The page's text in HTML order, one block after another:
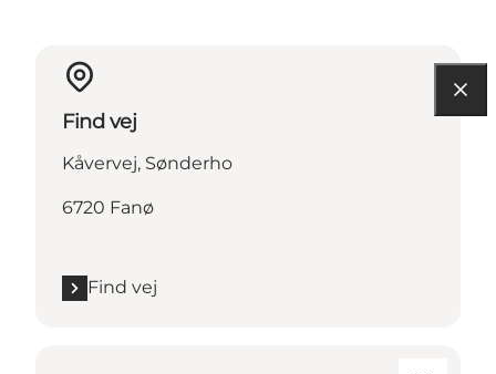
Find vej
Kåvervej, Sønderho
6720 Fanø
Find vej